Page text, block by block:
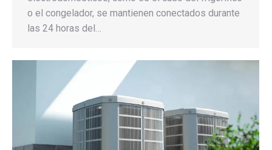
o el congelador, se mantienen conectados durante
las 24 horas del…